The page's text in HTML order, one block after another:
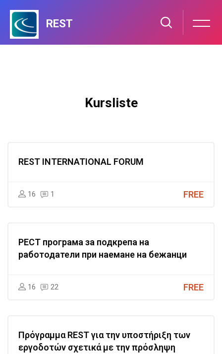
REST
Kursliste
REST INTERNATIONAL FORUM
16 1 FREE
РЕСТ програма за подкрепа на
работодатели при наемане на бежанци
16 22 FREE
Πρόγραμμα REST για την υποστήριξη των
εργοδοτών σχετικά με την πρόσληψη